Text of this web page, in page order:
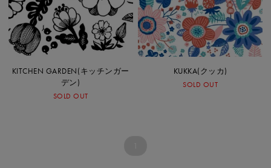
KITCHEN GARDEN(キッチンガー
デン)
SOLD OUT
KUKKA(クッカ)
SOLD OUT